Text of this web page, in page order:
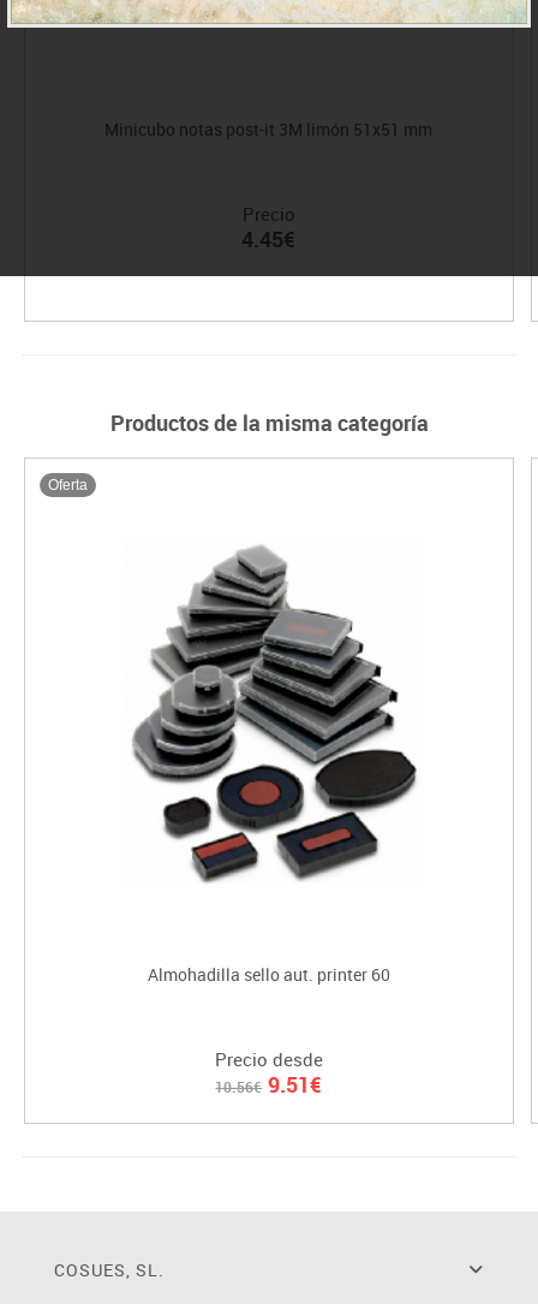
Minicubo notas post-it 3M limón 51x51 mm
Precio
4.45€
Productos de la misma categoría
Oferta
Almohadilla sello aut. printer 60
Precio desde
10.56€ 9.51€
COSUES, SL.